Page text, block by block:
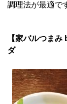
調理法が最適で
【家バルつま
ダ